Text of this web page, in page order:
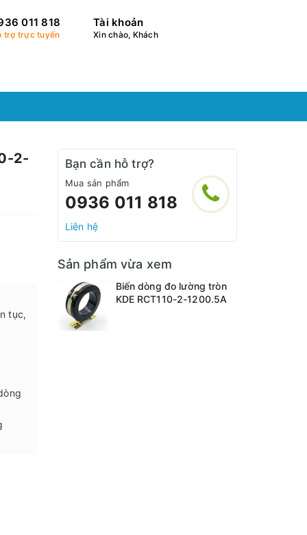
011 818
trợ trực tuyến
Tài khoản
Xin chào, Khách
2-
tục,
Bạn cần hỗ trợ?
Mua sản phẩm
0936 011 818
Liên hệ
Sản phẩm vừa xem
Biến dòng đo lường tròn
KDE RCT110-2-1200.5A